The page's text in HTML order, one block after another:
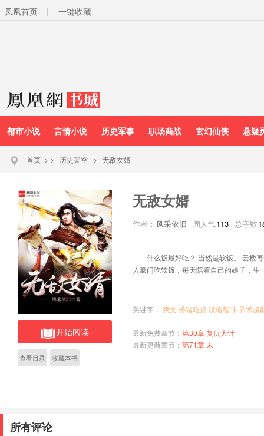
凤凰首页 | 一键收藏
都市小说 言情小说 历史军事 职场商战 玄幻仙侠 悬疑
首页 > > 历史架空 > 无敌女婿
开始阅读
查看目录 收藏本书
无敌女婿
作者： 风采依旧 周人气113 总字数
什么饭最好吃？ 当然是软饭。 云楼
入豪门吃软饭，每天陪着自己的娘子，
关键字： 爽文 扮猪吃虎 谋略智斗异术超
最新免费章节： 第30章 复仇大计
最新更新章节： 第71章 末
所有评论